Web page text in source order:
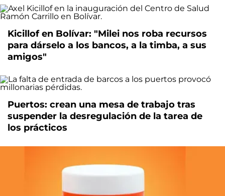
Kicillof en Bolívar: "Milei nos roba recursos
para dárselo a los bancos, a la timba, a sus
amigos"
Puertos: crean una mesa de trabajo tras
suspender la desregulación de la tarea de
los prácticos